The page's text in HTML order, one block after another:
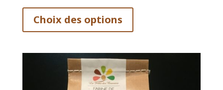
prix :
2.00€
à
Choix des options
a
variations.
Les
options